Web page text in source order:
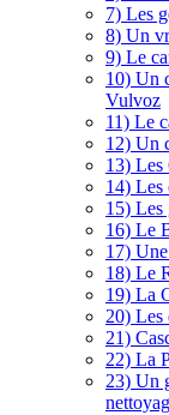
7) Les
8) Un
9) Le
10) Un
Vulvoz
11) Le
12) Un
13) Les
14) Les
15) Les
16) Le
17)
18) Le
19) La
20) Les
21)
22) La
23) Un